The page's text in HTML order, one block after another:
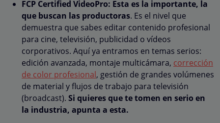
FCP Certified VideoPro: Esta es la importante, la
que buscan las productoras. Es el nivel que
demuestra que sabes editar contenido profesional
para cine, televisión, publicidad o vídeos
corporativos. Aquí ya entramos en temas serios:
edición avanzada, montaje multicámara, corrección
de color profesional, gestión de grandes volúmenes
de material y flujos de trabajo para televisión
(broadcast). Si quieres que te tomen en serio en
la industria, apunta a esta.